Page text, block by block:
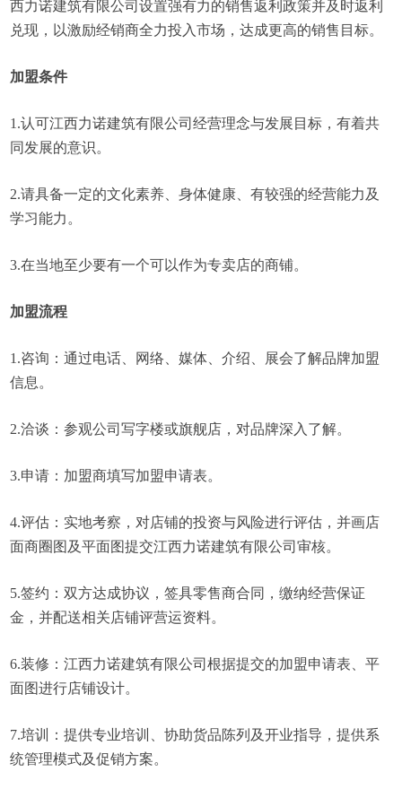
西力诺建筑有限公司设置强有力的销售返利政策并及时返利
兑现，以激励经销商全力投入市场，达成更高的销售目标。
加盟条件
1.认可江西力诺建筑有限公司经营理念与发展目标，有着共
同发展的意识。
2.请具备一定的文化素养、身体健康、有较强的经营能力及
学习能力。
3.在当地至少要有一个可以作为专卖店的商铺。
加盟流程
1.咨询：通过电话、网络、媒体、介绍、展会了解品牌加盟
信息。
2.洽谈：参观公司写字楼或旗舰店，对品牌深入了解。
3.申请：加盟商填写加盟申请表。
4.评估：实地考察，对店铺的投资与风险进行评估，并画店
面商圈图及平面图提交江西力诺建筑有限公司审核。
5.签约：双方达成协议，签具零售商合同，缴纳经营保证
金，并配送相关店铺评营运资料。
6.装修：江西力诺建筑有限公司根据提交的加盟申请表、平
面图进行店铺设计。
7.培训：提供专业培训、协助货品陈列及开业指导，提供系
统管理模式及促销方案。